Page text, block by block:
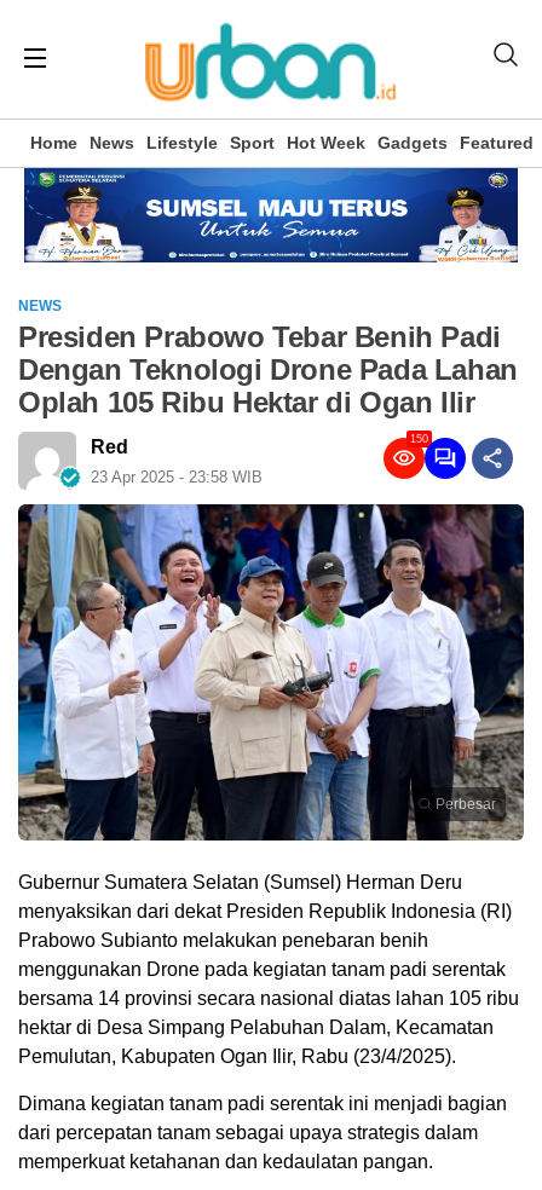
Home News Lifestyle Sport Hot Week Gadgets Featured
NEWS
Presiden Prabowo Tebar Benih Padi
Dengan Teknologi Drone Pada Lahan
Oplah 105 Ribu Hektar di Ogan Ilir
Red
23 Apr 2025 - 23:58 WIB
150
Perbesar
Gubernur Sumatera Selatan (Sumsel) Herman Deru
menyaksikan dari dekat Presiden Republik Indonesia (RI)
Prabowo Subianto melakukan penebaran benih
menggunakan Drone pada kegiatan tanam padi serentak
bersama 14 provinsi secara nasional diatas lahan 105 ribu
hektar di Desa Simpang Pelabuhan Dalam, Kecamatan
Pemulutan, Kabupaten Ogan Ilir, Rabu (23/4/2025).
Dimana kegiatan tanam padi serentak ini menjadi bagian
dari percepatan tanam sebagai upaya strategis dalam
memperkuat ketahanan dan kedaulatan pangan.